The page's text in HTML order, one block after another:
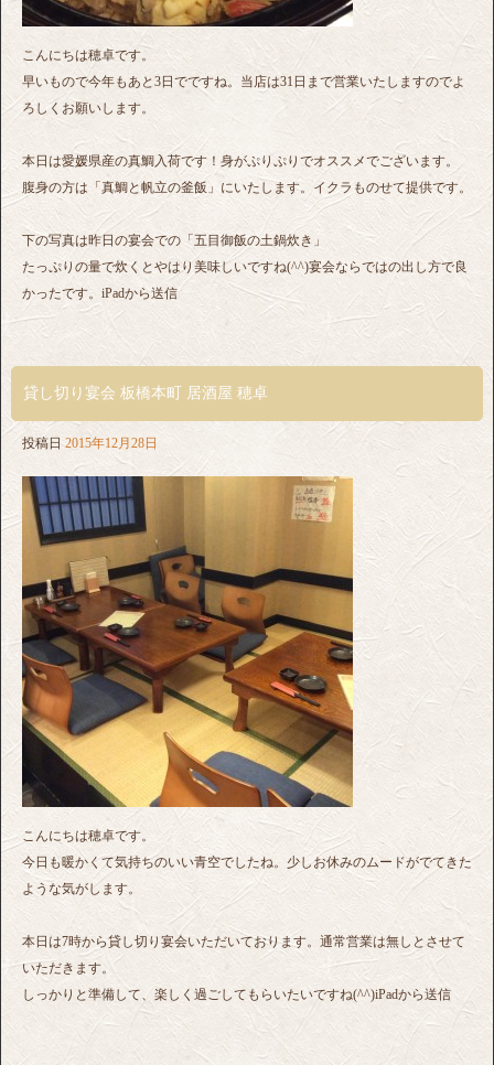
こんにちは穂卓です。
早いもので今年もあと3日でですね。当店は31日まで営業いたしますのでよ
ろしくお願いします。
本日は愛媛県産の真鯛入荷です！身がぷりぷりでオススメでございます。
腹身の方は「真鯛と帆立の釜飯」にいたします。イクラものせて提供です。
下の写真は昨日の宴会での「五目御飯の土鍋炊き」
たっぷりの量で炊くとやはり美味しいですね(^^)宴会ならではの出し方で良
かったです。iPadから送信
貸し切り宴会 板橋本町 居酒屋 穂卓
投稿日 2015年12月28日
こんにちは穂卓です。
今日も暖かくて気持ちのいい青空でしたね。少しお休みのムードがでてきた
ような気がします。
本日は7時から貸し切り宴会いただいております。通常営業は無しとさせて
いただきます。
しっかりと準備して、楽しく過ごしてもらいたいですね(^^)iPadから送信